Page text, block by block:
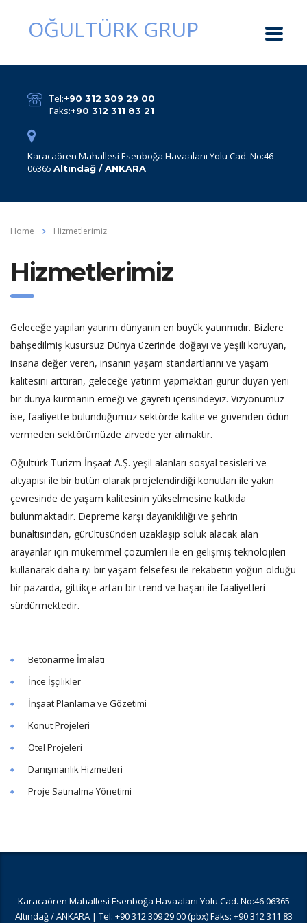
OĞULTÜRK GRUP
Tel:+90 312 309 29 00
Faks:+90 312 311 83 21
Karacaören Mahallesi Esenboğa Havaalanı Yolu Cad. No:46
06365 Altındağ / ANKARA
Home Hizmetlerimiz
Hizmetlerimiz
Geleceğe yapılan yatırım dünyanın en büyük yatırımıdır. Bizlere
bahşedilmiş kusursuz Dünya üzerinde doğayı ve yeşili koruyan,
insana değer veren, insanın yaşam standartlarını ve yaşam
kalitesini arttıran, geleceğe yatırım yapmaktan gurur duyan yeni
bir dünya kurmanın emeği ve gayreti içerisindeyiz. Vizyonumuz
ise, faaliyette bulunduğumuz sektörde kalite ve güvenden ödün
vermeden sektörümüzde zirvede yer almaktır.
Oğultürk Turizm İnşaat A.Ş. yeşil alanları sosyal tesisleri ve
altyapısı ile bir bütün olarak projelendirdiği konutları ile yakın
çevresinde de yaşam kalitesinin yükselmesine katkıda
bulunmaktadır. Depreme karşı dayanıklılığı ve şehrin
bunaltısından, gürültüsünden uzaklaşıp soluk alacak alan
arayanlar için mükemmel çözümleri ile en gelişmiş teknolojileri
kullanarak daha iyi bir yaşam felsefesi ile rekabetin yoğun olduğu
bir pazarda, gittikçe artan bir trend ve başarı ile faaliyetleri
sürdürmektedir.
Betonarme İmalatı
İnce İşçilikler
İnşaat Planlama ve Gözetimi
Konut Projeleri
Otel Projeleri
Danışmanlık Hizmetleri
Proje Satınalma Yönetimi
Karacaören Mahallesi Esenboğa Havaalanı Yolu Cad. No:46 06365
Altındağ / ANKARA | Tel: +90 312 309 29 00 (pbx) Faks: +90 312 311 83